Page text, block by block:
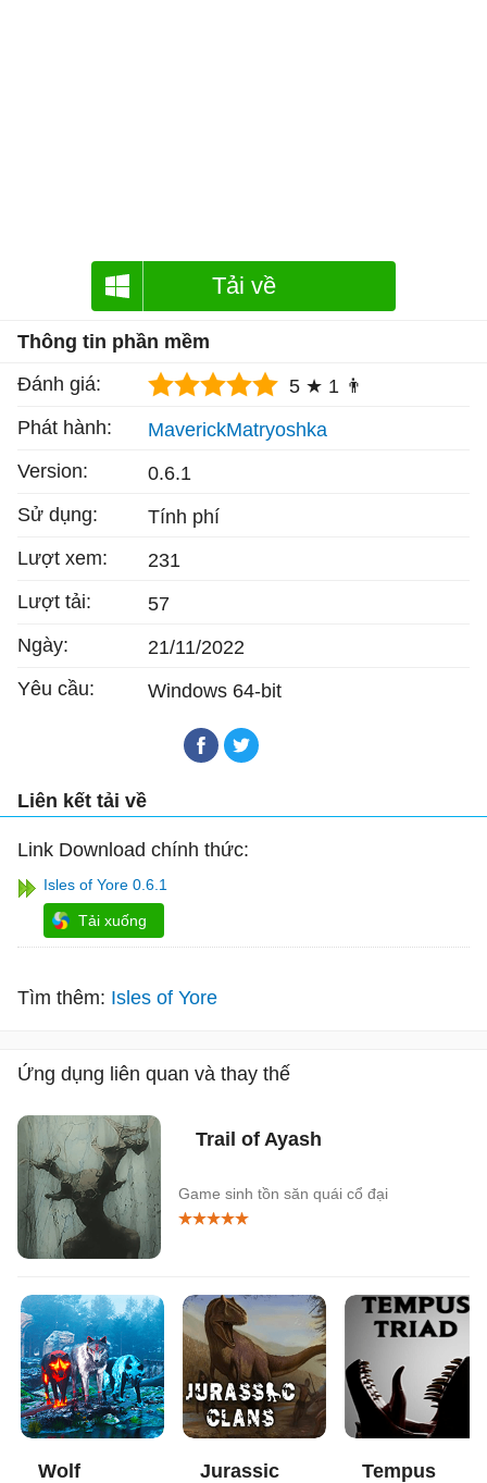
Tải về
Thông tin phần mềm
Đánh giá:
5 ★ 1 👨
Phát hành:
MaverickMatryoshka
Version:
0.6.1
Sử dụng:
Tính phí
Lượt xem:
231
Lượt tải:
57
Ngày:
21/11/2022
Yêu cầu:
Windows 64-bit
Liên kết tải về
Link Download chính thức:
Isles of Yore 0.6.1
Tải xuống
Tìm thêm: Isles of Yore
Ứng dụng liên quan và thay thế
Trail of Ayash
Game sinh tồn săn quái cổ đại
Wolf
Jurassic
Tempus